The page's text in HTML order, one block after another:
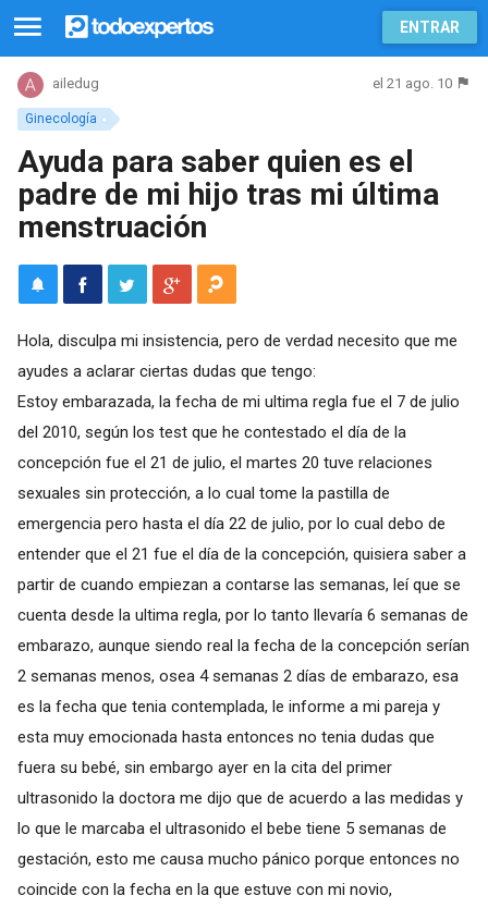
ENTRAR
Ginecología
ailedug el 21 ago. 10
Ayuda para saber quien es el
padre de mi hijo tras mi última
menstruación
Hola, disculpa mi insistencia, pero de verdad necesito que me
ayudes a aclarar ciertas dudas que tengo:
Estoy embarazada, la fecha de mi ultima regla fue el 7 de julio
del 2010, según los test que he contestado el día de la
concepción fue el 21 de julio, el martes 20 tuve relaciones
sexuales sin protección, a lo cual tome la pastilla de
emergencia pero hasta el día 22 de julio, por lo cual debo de
entender que el 21 fue el día de la concepción, quisiera saber a
partir de cuando empiezan a contarse las semanas, leí que se
cuenta desde la ultima regla, por lo tanto llevaría 6 semanas de
embarazo, aunque siendo real la fecha de la concepción serían
2 semanas menos, osea 4 semanas 2 días de embarazo, esa
es la fecha que tenia contemplada, le informe a mi pareja y
esta muy emocionada hasta entonces no tenia dudas que
fuera su bebé, sin embargo ayer en la cita del primer
ultrasonido la doctora me dijo que de acuerdo a las medidas y
lo que le marcaba el ultrasonido el bebe tiene 5 semanas de
gestación, esto me causa mucho pánico porque entonces no
coincide con la fecha en la que estuve con mi novio,